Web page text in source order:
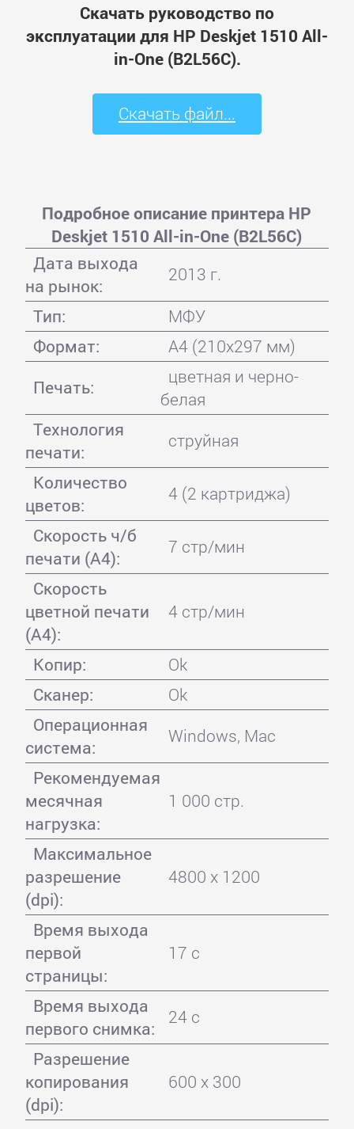
Скачать руководство по
эксплуатации для HP Deskjet 1510 All-
in-One (B2L56C).
Скачать файл...
Подробное описание принтера HP
Deskjet 1510 All-in-One (B2L56C)
Дата выхода
на рынок:
2013 г.
Тип:
МФУ
Формат:
A4 (210x297 мм)
Печать:
цветная и черно-
белая
Технология
печати:
струйная
Количество
цветов:
4 (2 картриджа)
Скорость ч/б
печати (А4):
7 стр/мин
Скорость
цветной печати
(А4):
4 стр/мин
Копир:
Ok
Сканер:
Ok
Операционная
система:
Windows, Mac
Рекомендуемая
месячная
нагрузка:
1 000 стр.
Максимальное
разрешение
(dpi):
4800 x 1200
Время выхода
первой
страницы:
17 с
Время выхода
первого снимка:
24 с
Разрешение
копирования
(dpi):
600 x 300